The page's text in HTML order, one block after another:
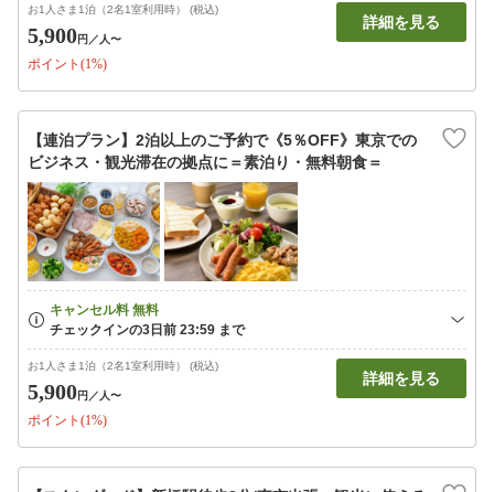
お1人さま1泊（2名1室利用時） (税込)
5,900円 ／人〜
ポイント(1%)
詳細を見る
【連泊プラン】2泊以上のご予約で《5％OFF》東京での
ビジネス・観光滞在の拠点に＝素泊り・無料朝食＝
お1人さま1泊（2名1室利用時） (税込)
5,900円 ／人〜
ポイント(1%)
詳細を見る